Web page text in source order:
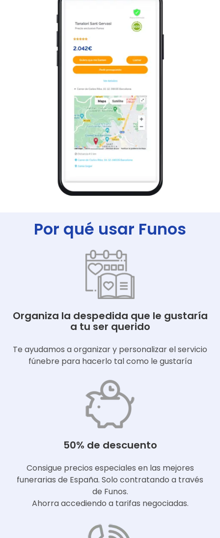
Por qué usar Funos
Organiza la despedida que le gustaría
a tu ser querido
Te ayudamos a organizar y personalizar el servicio
fúnebre para hacerlo tal como le gustaría
50% de descuento
Consigue precios especiales en las mejores
funerarias de España. Solo contratando a través
de Funos.
Ahorra accediendo a tarifas negociadas.